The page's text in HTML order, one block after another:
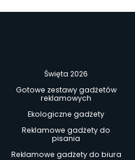
Święta 2026
Gotowe zestawy gadżetów
reklamowych
Ekologiczne gadżety
Reklamowe gadżety do
pisania
Reklamowe gadżety do biura